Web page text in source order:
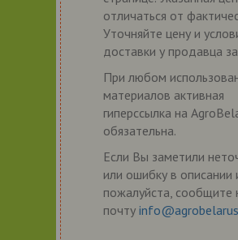
отличаться от
Уточняйте цену и
доставки у продавца
При любом
материалов активная
гиперссылка на
обязательна.
Если Вы заметили
или ошибку в описании
пожалуйста, сообщите
почту